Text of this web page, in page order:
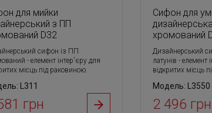
для мийки
з ПП
D32
сифон із ПП
- елемент інтер'єру для
місць під раковиною.
L311
грн
Сифон для
хромований
Дизайнерський
латунів - елемент
відкритих місць
Модель: L3550
2 496 грн